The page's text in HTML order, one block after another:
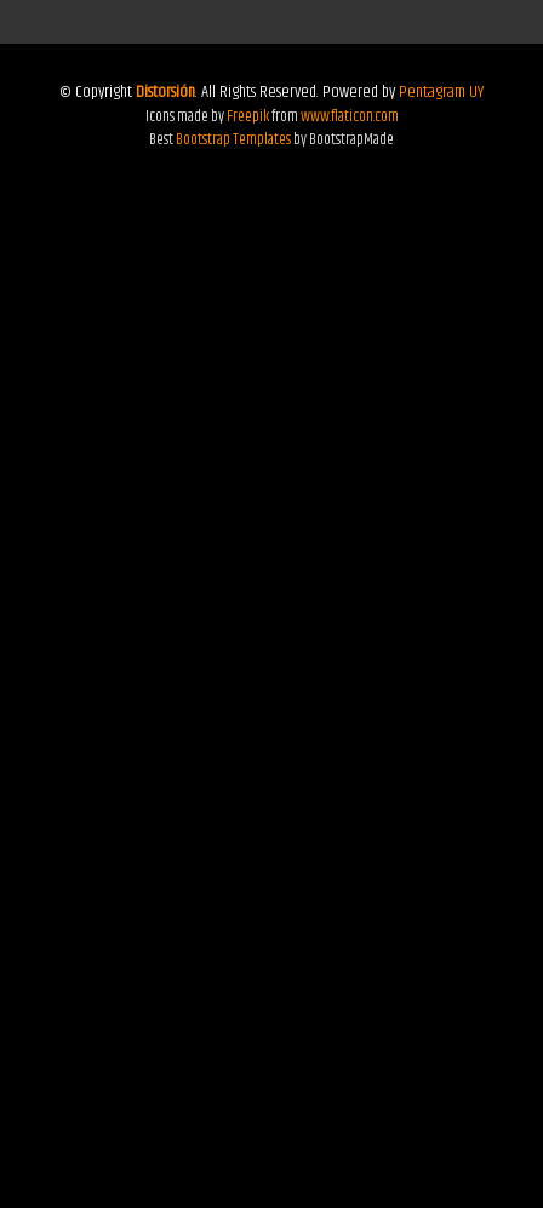
© CopyrightDistorsión. All Rights Reserved. Powered byPentagram UY
Icons made byFreepikfromwww.flaticon.com
BestBootstrap Templatesby BootstrapMade